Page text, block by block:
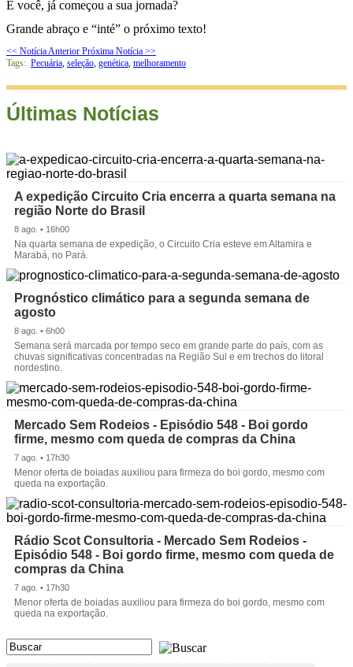
E você, já começou a sua jornada?
Grande abraço e “inté” o próximo texto!
<< Notícia Anterior Próxima Notícia >>
Tags: Pecuária, seleção, genética, melhoramento
Últimas Notícias
A expedição Circuito Cria encerra a quarta semana na
região Norte do Brasil
8 ago. • 16h00
Na quarta semana de expedição, o Circuito Cria esteve em Altamira e
Marabá, no Pará.
Prognóstico climático para a segunda semana de
agosto
8 ago. • 6h00
Semana será marcada por tempo seco em grande parte do país, com as
chuvas significativas concentradas na Região Sul e em trechos do litoral
nordestino.
Mercado Sem Rodeios - Episódio 548 - Boi gordo
firme, mesmo com queda de compras da China
7 ago. • 17h30
Menor oferta de boiadas auxiliou para firmeza do boi gordo, mesmo com
queda na exportação.
Rádio Scot Consultoria - Mercado Sem Rodeios -
Episódio 548 - Boi gordo firme, mesmo com queda de
compras da China
7 ago. • 17h30
Menor oferta de boiadas auxiliou para firmeza do boi gordo, mesmo com
queda na exportação.